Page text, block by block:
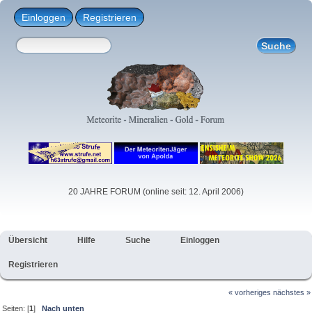
Einloggen Registrieren
20 JAHRE FORUM (online seit: 12. April 2006)
Übersicht Hilfe Suche Einloggen
Registrieren
« vorheriges nächstes »
Seiten: [1]Nach unten